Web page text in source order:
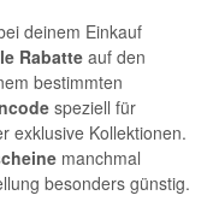
deinem Einkauf
Rabatte auf den
bestimmten
speziell für
exklusive Kollektionen.
manchmal
besonders günstig.